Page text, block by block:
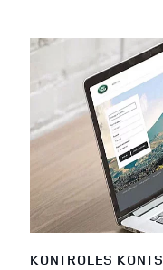
KONTROLES KONTS